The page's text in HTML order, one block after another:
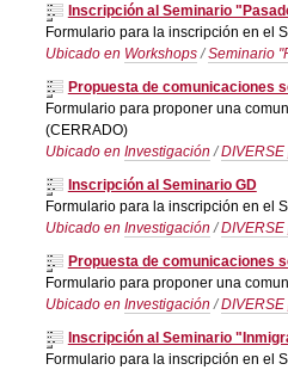
Inscripción al Seminario
Formulario para la inscripción en el
Ubicado en Workshops /Seminario
Propuesta de comunicaciones
Formulario para proponer una
(CERRADO)
Ubicado en Investigación /DIVERSE
Inscripción al Seminario GD
Formulario para la inscripción en el
Ubicado en Investigación /DIVERSE
Propuesta de comunicaciones
Formulario para proponer una
Ubicado en Investigación /DIVERSE
Inscripción al Seminario
Formulario para la inscripción en el